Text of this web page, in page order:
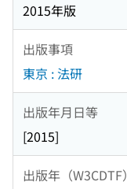
2015年版
出版事項
東京 : 法研
出版年月日等
[2015]
出版年（W3CDTF）